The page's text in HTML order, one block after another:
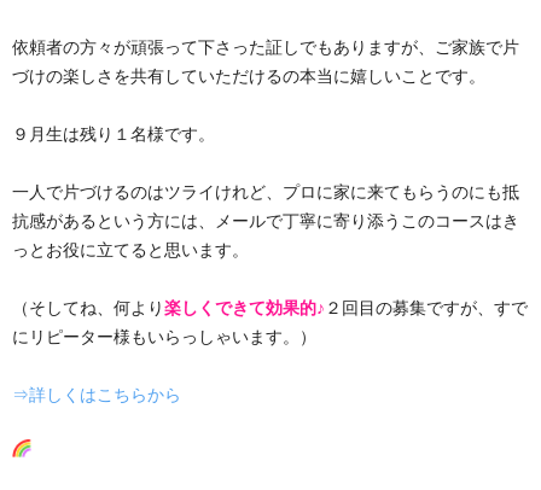
依頼者の方々が頑張って下さった証しでもありますが、ご家族で片
づけの楽しさを共有していただけるの本当に嬉しいことです。
９月生は残り１名様です。
一人で片づけるのはツライけれど、プロに家に来てもらうのにも抵
抗感があるという方には、メールで丁寧に寄り添うこのコースはき
っとお役に立てると思います。
（そしてね、何より楽しくできて効果的♪ ２回目の募集ですが、すで
にリピーター様もいらっしゃいます。）
⇒詳しくはこちらから